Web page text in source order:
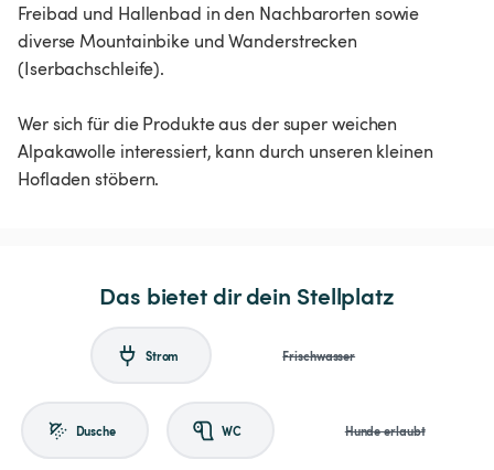
Freibad und Hallenbad in den Nachbarorten sowie
diverse Mountainbike und Wanderstrecken
(Iserbachschleife).
Wer sich für die Produkte aus der super weichen
Alpakawolle interessiert, kann durch unseren kleinen
Hofladen stöbern.
Das bietet dir dein Stellplatz
Strom Frischwasser
Dusche WC Hunde erlaubt